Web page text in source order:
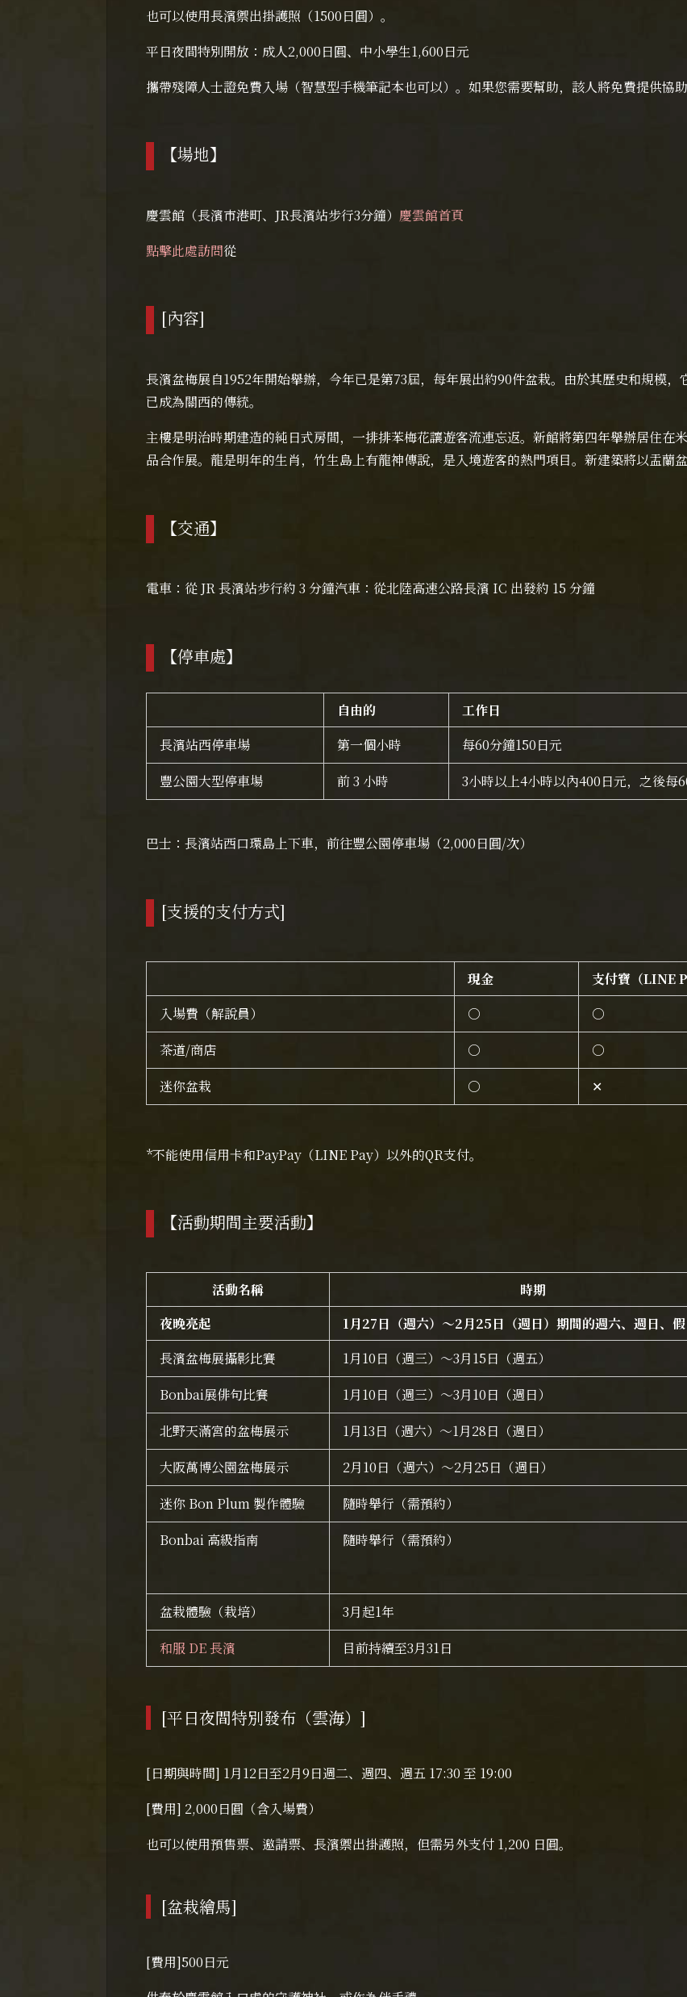
也可以使用長濱禦出掛護照（1500日圓）。
平日夜間特別開放：成人2,000日圓、中小學生1,600日元
攜帶殘障人士證免費入場（智慧型手機筆記本也可以）。如果您需要幫助，該人將免費提供協
【場地】
慶雲館（長濱市港町、JR長濱站步行3分鐘） 慶雲館首頁
點擊此處訪問從
[內容]
長濱盆梅展自1952年開始舉辦，今年已是第73屆，每年展出約90件盆栽。由於其歷史和規模
已成為關西的傳統。
主樓是明治時期建造的純日式房間，一排排苯梅花讓遊客流連忘返。新館將第四年舉辦居住在
品合作展。龍是明年的生肖，竹生島上有龍神傳說，是入境遊客的熱門項目。新建築將以盂蘭盆
【交通】
電車：從 JR 長濱站步行約 3 分鐘汽車：從北陸高速公路長濱 IC 出發約 15 分鐘
【停車處】
自由的 工作日
長濱站西停車場
第一個小時 每60分鐘150日元
豐公園大型停車場
前 3 小時 3小時以上4小時以內400日元，之後每
巴士：長濱站西口環島上下車，前往豐公園停車場（2,000日圓/次）
[支援的支付方式]
現金
支付寶（LINE
入場費（解說員）
○
○
茶道/商店
○
○
迷你盆栽
○ ✕
*不能使用信用卡和PayPay（LINE Pay）以外的QR支付。
【活動期間主要活動】
活動名稱 時期
夜晚亮起
1月27日（週六）～2月25日（週日）期間的週六、週日、假
長濱盆梅展攝影比賽
1月10日（週三）～3月15日（週五）
Bonbai展俳句比賽
1月10日（週三）～3月10日（週日）
北野天滿宮的盆梅展示
1月13日（週六）～1月28日（週日）
大阪萬博公園盆梅展示
2月10日（週六）～2月25日（週日）
迷你 Bon Plum 製作體驗
隨時舉行（需預約）
Bonbai 高級指南
隨時舉行（需預約）
盆栽體驗（栽培）
3月起1年
和服 DE 長濱
目前持續至3月31日
[平日夜間特別發布（雲海）]
[日期與時間] 1月12日至2月9日週二、週四、週五 17:30 至 19:00
[費用] 2,000日圓（含入場費）
也可以使用預售票、邀請票、長濱禦出掛護照，但需另外支付 1,200 日圓。
[盆栽繪馬]
[費用]500日元